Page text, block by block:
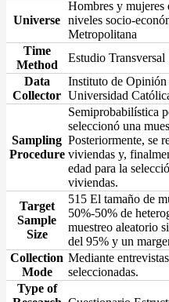
Universe
Hombres y mujeres
niveles socio-
Metropolitana
Time
Method
Estudio Transversal
Data
Collector
Instituto de
Universidad
Sampling
Procedure
Semiprobabilística
seleccionó una
Posteriormente, se
viviendas y,
edad para la
viviendas.
Target
Sample
Size
515 El tamaño de
50%-50% de
muestreo aleatorio
del 95% y un
Collection
Mode
Mediante
seleccionadas.
Type of